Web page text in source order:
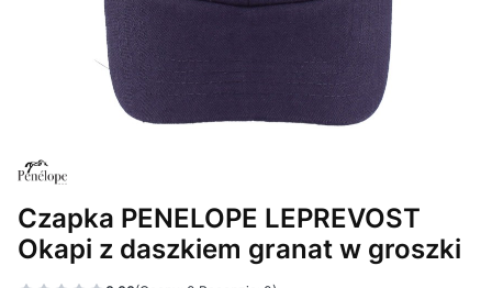
Czapka PENELOPE LEPREVOST
Okapi z daszkiem granat w groszki